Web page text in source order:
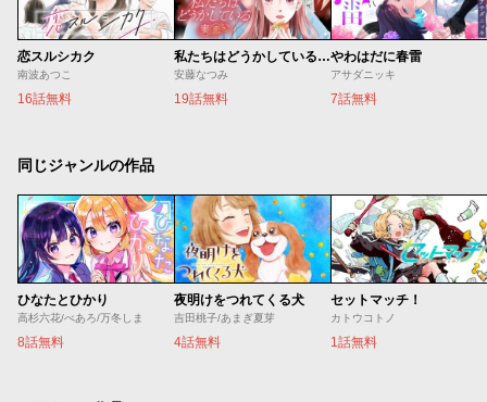
恋スルシカク
南波あつこ
16話無料
私たちはどうかしている 妻恋い
安藤なつみ
19話無料
やわはだに春雷
アサダニッキ
7話無料
同じジャンルの作品
ひなたとひかり
高杉六花/べあろ/万冬しま
8話無料
夜明けをつれてくる犬
吉田桃子/あまぎ夏芽
4話無料
セットマッチ！
カトウコトノ
1話無料